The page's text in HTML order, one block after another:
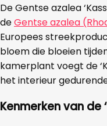
De Gentse azalea
deGentse azalea
Europees
bloem die bloeien
kamerplant voegt de
het interieur
Kenmerken van de